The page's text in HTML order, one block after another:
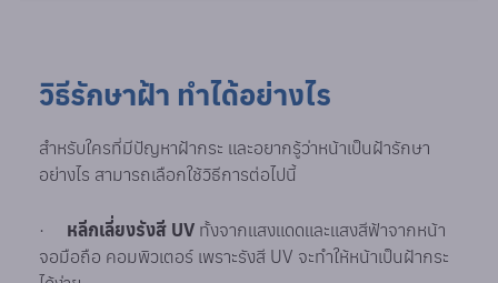
วิธีรักษาฝ้า ทำได้อย่างไร
สำหรับใครที่มีปัญหาฝ้ากระ และอยากรู้ว่าหน้าเป็นฝ้ารักษา
อย่างไร สามารถเลือกใช้วิธีการต่อไปนี้
· หลีกเลี่ยงรังสี UV ทั้งจากแสงแดดและแสงสีฟ้าจากหน้า
จอมือถือ คอมพิวเตอร์ เพราะรังสี UV จะทำให้หน้าเป็นฝ้ากระ